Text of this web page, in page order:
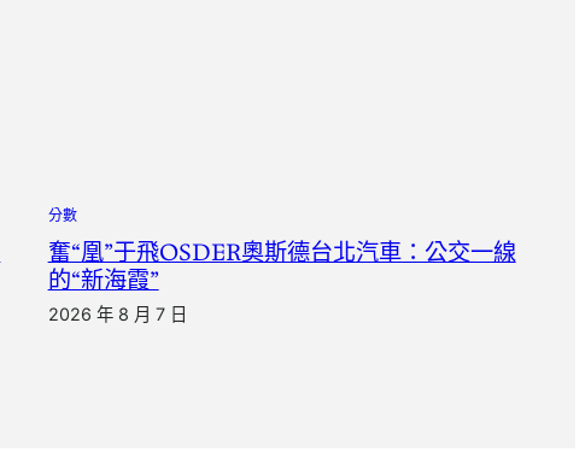
分數
奮“凰”于飛OSDER奧斯德台北汽車：公交一線
的“新海霞”
2026 年 8 月 7 日